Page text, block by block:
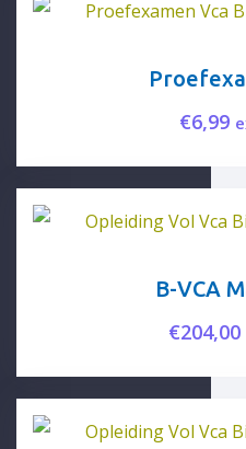
€6,99
B-VCA
€204,00